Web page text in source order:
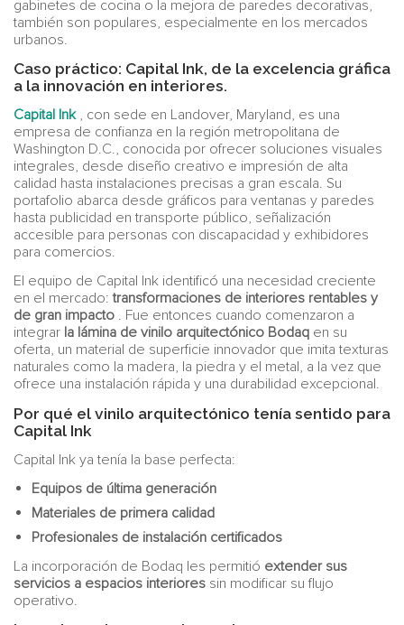
gabinetes de cocina o la mejora de paredes decorativas,
también son populares, especialmente en los mercados
urbanos.
Caso práctico: Capital Ink, de la excelencia gráfica
a la innovación en interiores.
Capital Ink, con sede en Landover, Maryland, es una
empresa de confianza en la región metropolitana de
Washington D.C., conocida por ofrecer soluciones visuales
integrales, desde diseño creativo e impresión de alta
calidad hasta instalaciones precisas a gran escala. Su
portafolio abarca desde gráficos para ventanas y paredes
hasta publicidad en transporte público, señalización
accesible para personas con discapacidad y exhibidores
para comercios.
El equipo de Capital Ink identificó una necesidad creciente
en el mercado:transformaciones de interiores rentables y
de gran impacto . Fue entonces cuando comenzaron a
integrar la lámina de vinilo arquitectónico Bodaq en su
oferta, un material de superficie innovador que imita texturas
naturales como la madera, la piedra y el metal, a la vez que
ofrece una instalación rápida y una durabilidad excepcional.
Por qué el vinilo arquitectónico tenía sentido para
Capital Ink
Capital Ink ya tenía la base perfecta:
Equipos de última generación
Materiales de primera calidad
Profesionales de instalación certificados
La incorporación de Bodaq les permitió extender sus
servicios a espacios interiores sin modificar su flujo
operativo.